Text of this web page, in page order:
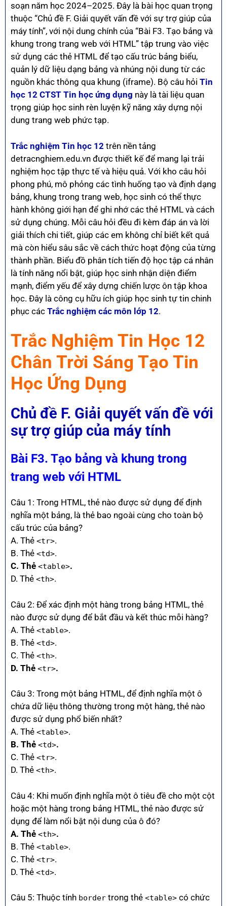
soạn năm học 2024–2025. Đây là bài học quan trọng
thuộc “Chủ đề F. Giải quyết vấn đề với sự trợ giúp của
máy tính”, với nội dung chính của “Bài F3. Tạo bảng và
khung trong trang web với HTML” tập trung vào việc
sử dụng các thẻ HTML để tạo cấu trúc bảng biểu,
quản lý dữ liệu dạng bảng và nhúng nội dung từ các
nguồn khác thông qua khung (iframe). Bộ câu hỏi Tin
học 12 CTST Tin học ứng dụng này là tài liệu quan
trọng giúp học sinh rèn luyện kỹ năng xây dựng nội
dung trang web phức tạp.
Trắc nghiệm Tin học 12 trên nền tảng
detracnghiem.edu.vn được thiết kế để mang lại trải
nghiệm học tập thực tế và hiệu quả. Với kho câu hỏi
phong phú, mô phỏng các tình huống tạo và định dạng
bảng, khung trong trang web, học sinh có thể thực
hành không giới hạn để ghi nhớ các thẻ HTML và cách
sử dụng chúng. Mỗi câu hỏi đều đi kèm đáp án và lời
giải thích chi tiết, giúp các em không chỉ biết kết quả
mà còn hiểu sâu sắc về cách thức hoạt động của từng
thành phần. Biểu đồ phân tích tiến độ học tập cá nhân
là tính năng nổi bật, giúp học sinh nhận diện điểm
mạnh, điểm yếu để xây dựng chiến lược ôn tập khoa
học. Đây là công cụ hữu ích giúp học sinh tự tin chinh
phục các Trắc nghiệm các môn lớp 12.
Trắc Nghiệm Tin Học 12
Chân Trời Sáng Tạo Tin
Học Ứng Dụng
Chủ đề F. Giải quyết vấn đề với
sự trợ giúp của máy tính
Bài F3. Tạo bảng và khung trong
trang web với HTML
Câu 1: Trong HTML, thẻ nào được sử dụng để định
nghĩa một bảng, là thẻ bao ngoài cùng cho toàn bộ
cấu trúc của bảng?
A. Thẻ <tr>.
B. Thẻ <td>.
C. Thẻ <table>.
D. Thẻ <th>.
Câu 2: Để xác định một hàng trong bảng HTML, thẻ
nào được sử dụng để bắt đầu và kết thúc mỗi hàng?
A. Thẻ <table>.
B. Thẻ <td>.
C. Thẻ <th>.
D. Thẻ <tr>.
Câu 3: Trong một bảng HTML, để định nghĩa một ô
chứa dữ liệu thông thường trong một hàng, thẻ nào
được sử dụng phổ biến nhất?
A. Thẻ <table>.
B. Thẻ <td>.
C. Thẻ <tr>.
D. Thẻ <th>.
Câu 4: Khi muốn định nghĩa một ô tiêu đề cho một cột
hoặc một hàng trong bảng HTML, thẻ nào được sử
dụng để làm nổi bật nội dung của ô đó?
A. Thẻ <th>.
B. Thẻ <table>.
C. Thẻ <tr>.
D. Thẻ <td>.
Câu 5: Thuộc tính border trong thẻ <table> có chức